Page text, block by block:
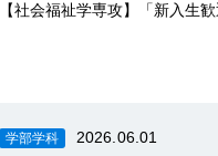
【社会福祉学専攻】「新入生
学部学科 2026.06.01